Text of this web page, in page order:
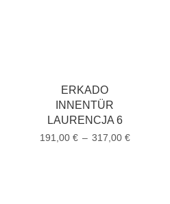
ERKADO
INNENTÜR
LAURENCJA 6
191,00 € – 317,00 €